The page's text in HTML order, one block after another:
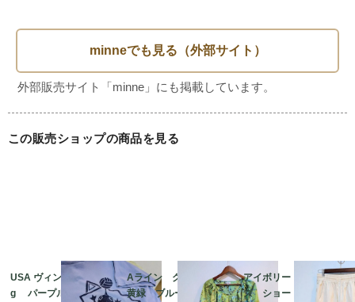
ズですので計測にてお手持ちの服などで、ご確認お願いいた
目立った大きなダメージはありませんが
新品ではないため　目立たない　小傷などある場合があり
ます。ご理解のある方ご検討お願い致します。
この販売ショップの商品を見る
USA ヴィンテージ di
g パープル 蛙
Aライン グリーン
黄緑 ブルー パフス
アイボリー Mサイ
ズ ショートパンツ